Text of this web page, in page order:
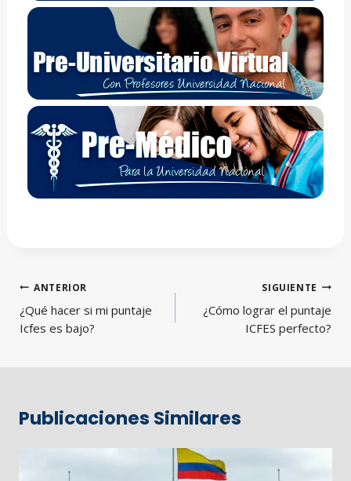
Navegación
de
entradas
ANTERIOR
¿Qué hacer si mi puntaje
Icfes es bajo?
SIGUIENTE
¿Cómo lograr el puntaje
ICFES perfecto?
Publicaciones Similares